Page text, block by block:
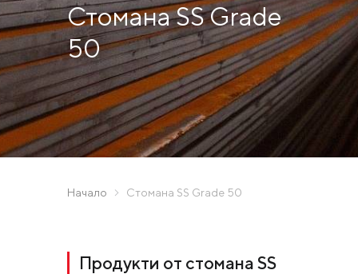
Стомана SS Grade
50
Начало Стомана SS Grade 50
Продукти от стомана SS